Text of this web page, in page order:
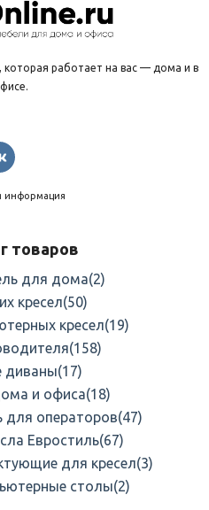
которая работает на вас — дома и в
информация
товаров
для дома(2)
кресел(50)
кресел(19)
(158)
диваны(17)
и офиса(18)
для операторов(47)
Евростиль(67)
для кресел(3)
столы(2)